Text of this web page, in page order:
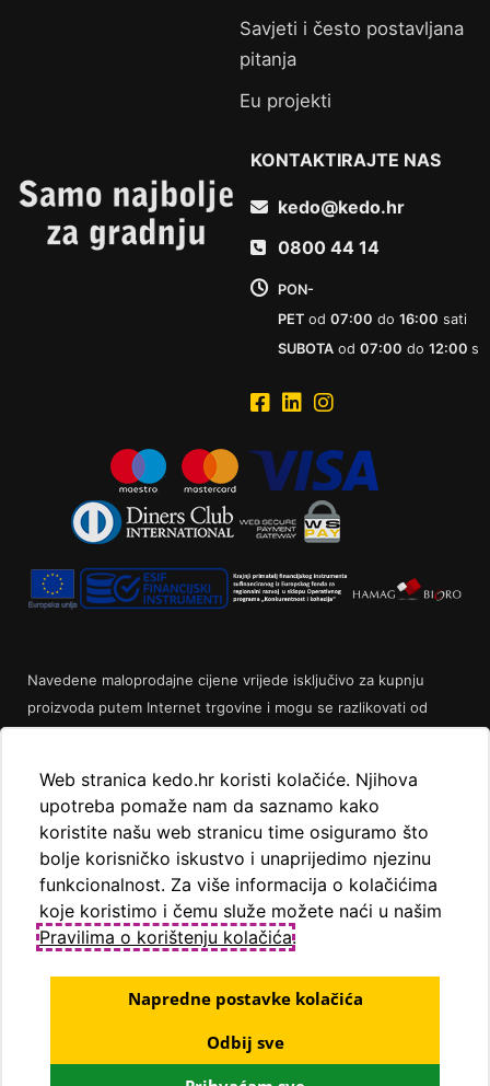
Web stranica kedo.hr koristi kolačiće. Njihova
upotreba pomaže nam da saznamo kako
koristite našu web stranicu time osiguramo što
bolje korisničko iskustvo i unaprijedimo njezinu
funkcionalnost. Za više informacija o kolačićima
koje koristimo i čemu služe možete naći u našim
Pravilima o korištenju kolačića.
Napredne postavke kolačića
Odbij sve
Savjeti i često postavljana
pitanja
Eu projekti
KONTAKTIRAJTE NAS
kedo@kedo.hr
0800 44 14
PON-
PET od07:00 do16:00 sati
SUBOTA od07:00 do12:00
Navedene maloprodajne cijene vrijede isključivo za kupnju
proizvoda putem Internet trgovine i mogu se razlikovati od
© KEDO d.o.o., 2020
Powered by WEB Marketing-